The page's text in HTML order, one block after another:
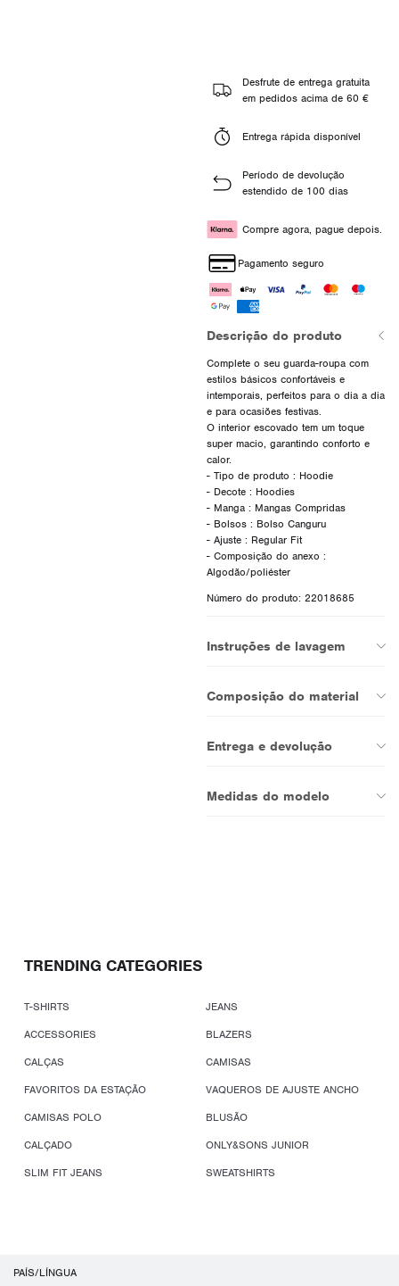
Desfrute de entrega gratuita
em pedidos acima de 60 €
Entrega rápida disponível
Período de devolução
estendido de 100 dias
Compre agora, pague depois.
Pagamento seguro
Descrição do produto
Complete o seu guarda-roupa com
estilos básicos confortáveis e
intemporais, perfeitos para o dia a dia
e para ocasiões festivas.
O interior escovado tem um toque
super macio, garantindo conforto e
calor.
- Tipo de produto : Hoodie
- Decote : Hoodies
- Manga : Mangas Compridas
- Bolsos : Bolso Canguru
- Ajuste : Regular Fit
- Composição do anexo :
Algodão/poliéster
Número do produto: 22018685
Instruções de lavagem
Composição do material
Entrega e devolução
Medidas do modelo
TRENDING CATEGORIES
T-SHIRTS
JEANS
ACCESSORIES
BLAZERS
CALÇAS
CAMISAS
FAVORITOS DA ESTAÇÃO
VAQUEROS DE AJUSTE ANCHO
CAMISAS POLO
BLUSÃO
CALÇADO
ONLY&SONS JUNIOR
SLIM FIT JEANS
SWEATSHIRTS
PAÍS/LÍNGUA